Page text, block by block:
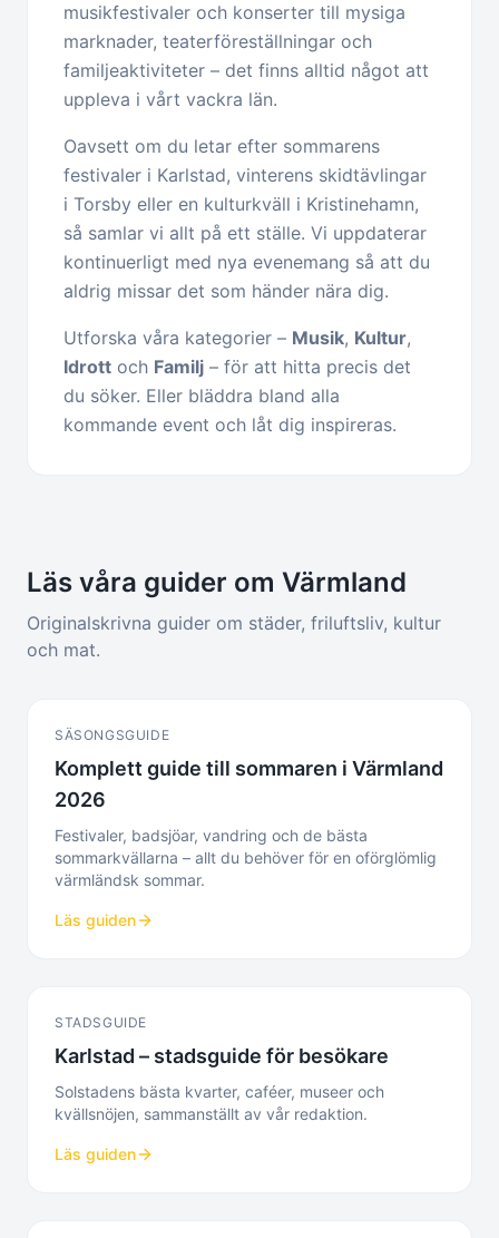
musikfestivaler och konserter till mysiga
marknader, teaterföreställningar och
familjeaktiviteter – det finns alltid något att
uppleva i vårt vackra län.
Oavsett om du letar efter sommarens
festivaler i Karlstad, vinterens skidtävlingar
i Torsby eller en kulturkväll i Kristinehamn,
så samlar vi allt på ett ställe. Vi uppdaterar
kontinuerligt med nya evenemang så att du
aldrig missar det som händer nära dig.
Utforska våra kategorier – Musik, Kultur,
Idrott och Familj – för att hitta precis det
du söker. Eller bläddra bland alla
kommande event och låt dig inspireras.
Läs våra guider om Värmland
Originalskrivna guider om städer, friluftsliv, kultur
och mat.
SÄSONGSGUIDE
Komplett guide till sommaren i Värmland
2026
Festivaler, badsjöar, vandring och de bästa
sommarkvällarna – allt du behöver för en oförglömlig
värmländsk sommar.
Läs guiden
STADSGUIDE
Karlstad – stadsguide för besökare
Solstadens bästa kvarter, caféer, museer och
kvällsnöjen, sammanställt av vår redaktion.
Läs guiden